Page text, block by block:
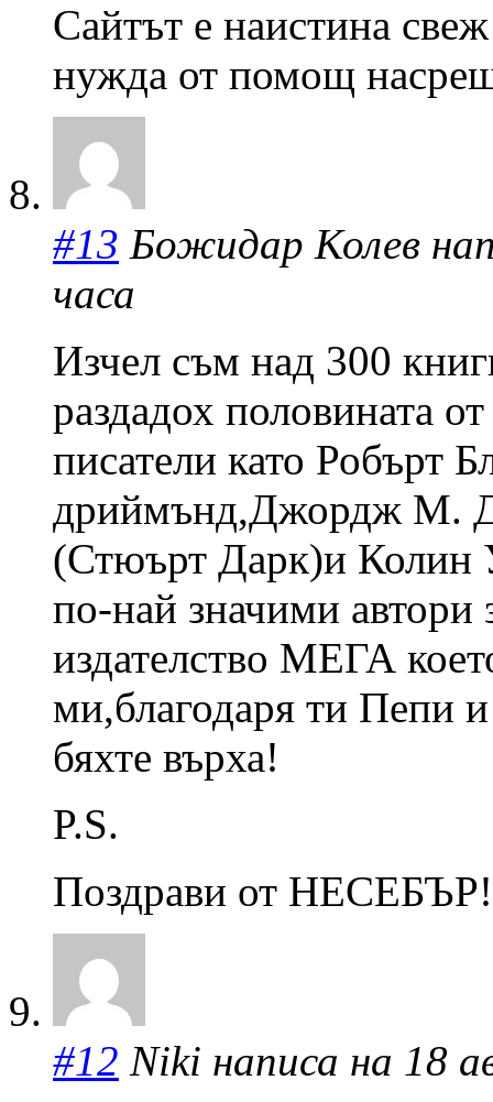
Сайтът е наистина
нужда от помощ
#13 Божидар Колев
часа
Изчел съм над 300
раздадох половината
писатели като Робърт
дриймънд,Джордж М.
(Стюърт Дарк)и Колин
по-най значими
издателство МЕГА
ми,благодаря ти Пепи
бяхте върха!
P.S.
Поздрави от НЕСЕБЪР!
#12 Niki написа на 18